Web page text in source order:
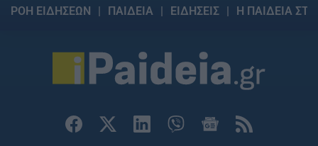
ΡΟΗ ΕΙΔΗΣΕΩΝ ΠΑΙΔΕΙΑ ΕΙΔΗΣΕΙΣ Η ΠΑΙΔΕΙΑ